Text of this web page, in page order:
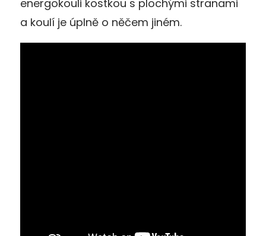
energokouli kostkou s plochými stranami
a koulí je úplně o něčem jiném.